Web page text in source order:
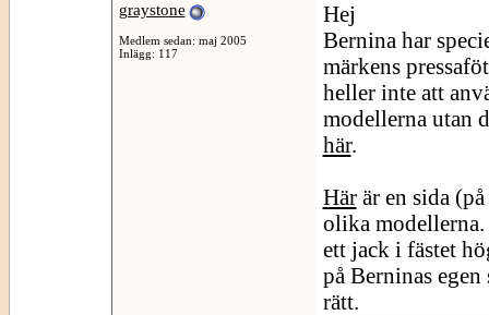
graystone
Medlem sedan: maj 2005
Inlägg: 117
Hej
Bernina har
märkens
heller inte att
modellerna utan
här.
Härär en sida
olika modellerna.
ett jack i fästet
på Berninas
rätt.